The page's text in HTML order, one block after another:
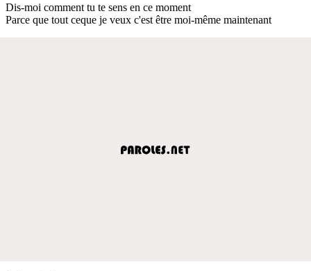
Dis-moi comment tu te sens en ce moment
Parce que tout ceque je veux c'est être moi-même maintenant